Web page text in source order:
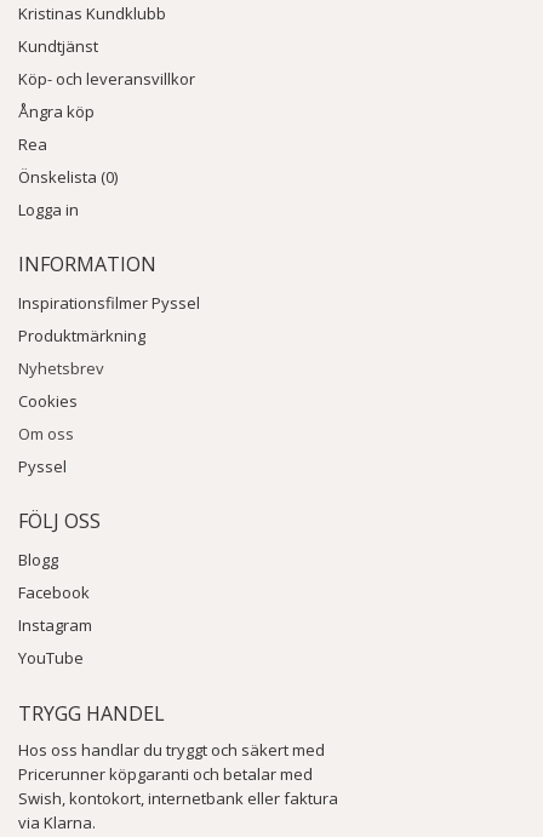
Kristinas Kundklubb
Kundtjänst
Köp- och leveransvillkor
Ångra köp
Rea
Önskelista (0)
Logga in
INFORMATION
Inspirationsfilmer Pyssel
Produktmärkning
Nyhetsbrev
Cookies
Om oss
Pyssel
FÖLJ OSS
Blogg
Facebook
Instagram
YouTube
TRYGG HANDEL
Hos oss handlar du tryggt och säkert med
Pricerunner köpgaranti och betalar med
Swish, kontokort, internetbank eller faktura
via Klarna.